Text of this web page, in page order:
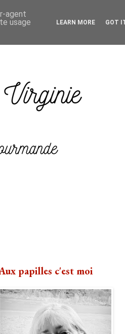
papilles c'est moi
agent
usage
LEARN MORE GOT